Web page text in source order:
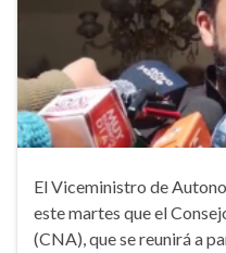
El Viceministro de
este martes que el
(CNA), que se reunirá a